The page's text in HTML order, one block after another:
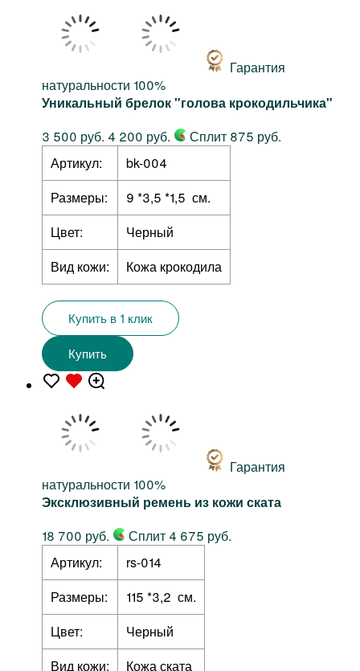
Гарантия
натуральности 100%
Уникальный брелок "голова крокодильчика"
3 500 руб. 4 200 руб.
Сплит 875 руб.
Артикул:
bk-004
Размеры:
9 *3,5 *1,5 см.
Цвет:
Черный
Вид кожи:
Кожа крокодила
Купить в 1 клик
Купить
Гарантия
натуральности 100%
Эксклюзивный ремень из кожи ската
18 700 руб.
Сплит 4 675 руб.
Артикул:
rs-014
Размеры:
115 *3,2 см.
Цвет:
Черный
Вид кожи:
Кожа ската